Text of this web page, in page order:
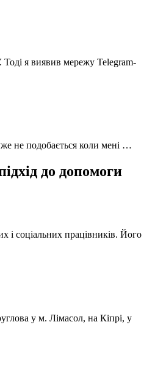
я виявив мережу Telegram-
не подобається коли мені …
до допомоги
і соціальних працівників. Його
у м. Лімасол, на Кіпрі, у